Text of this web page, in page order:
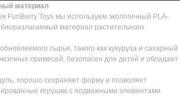
материал
FunBerry Toys мы используем экологичный PLA-
материал растительного
сырья, такого как кукуруза и сахарный
примесей, безопасен для детей и обладает
хорошо сохраняет форму и позволяет
игрушки с подвижными элементами.